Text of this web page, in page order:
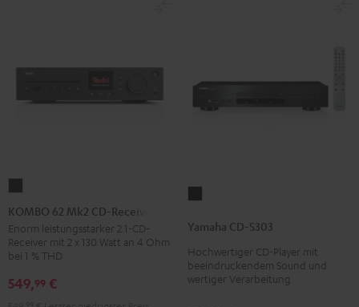
62
Mk2
CD-
Receiver
Night
KOMBO 62 Mk2 CD-Receiver
Enorm leistungsstarker 2.1-CD-
Receiver mit 2 x 130 Watt an 4 Ohm
bei 1 % THD
549,99 €
S303
Schwarz
Yamaha CD-S303
Hochwertiger CD-Player mit
beeindruckendem Sound und
wertiger Verarbeitung